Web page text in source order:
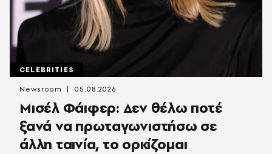
CELEBRITIES
Μισέλ Φάιφερ: Δεν θέλω ποτέ
ξανά να πρωταγωνιστήσω σε
άλλη ταινία, το ορκίζομαι
Newsroom 05.08.2026